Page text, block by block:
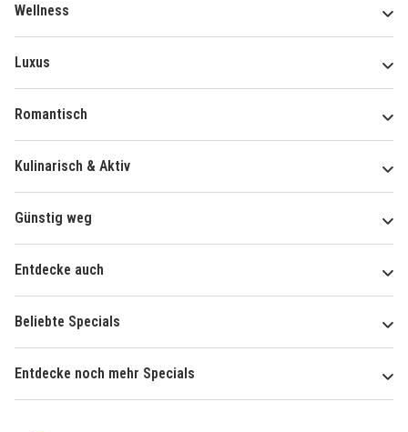
Wellness
Luxus
Romantisch
Kulinarisch & Aktiv
Günstig weg
Entdecke auch
Beliebte Specials
Entdecke noch mehr Specials